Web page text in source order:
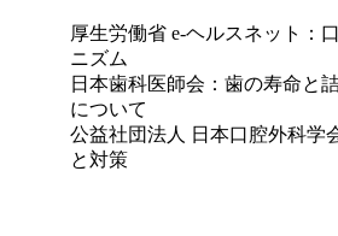
厚生労働省 e-ヘルスネット：
ニズム
日本歯科医師会：歯の寿命と
について
公益社団法人 日本口腔外科学
と対策